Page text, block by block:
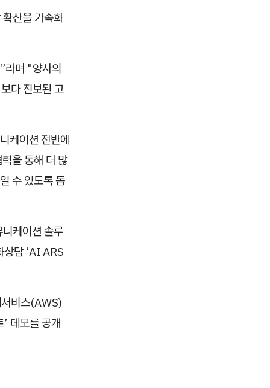
산을 가속화
라며 "양사의
다 진보된 고
케이션 전반에
을 통해 더 많
수 있도록 돕
케이션 솔루
상담 ‘AI ARS
비스(AWS)
데모를 공개